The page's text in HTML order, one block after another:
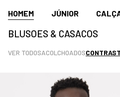
HOMEM JÚNIOR
BLUSOES & CASACOS
VER TODOSACOLCHOADOS